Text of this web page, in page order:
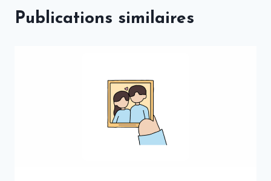
Publications similaires